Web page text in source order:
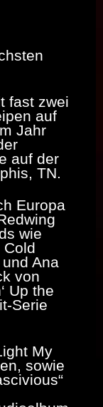
fast zwei
auf
Jahr
auf der
TN.
Europa
wie
Cold
Ana
von
Up the
Serie
My
sowie